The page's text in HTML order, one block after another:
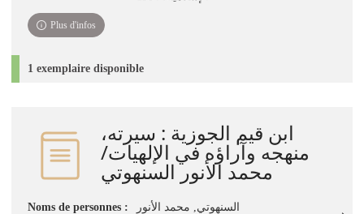
Plus d'infos
1 exemplaire disponible
ابن قيم الجوزية‏ : ‏سيرته،
منهجه وآراؤه في الإلهيات‏/
‏محمد الأنور السنهوتي
Noms de personnes :
السنهوتي‏, ‏محمد الأنور‏